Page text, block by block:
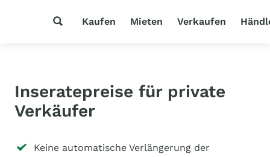
Kaufen Mieten Verkaufen
Inseratepreise für private
Verkäufer
Keine automatische Verlängerung der